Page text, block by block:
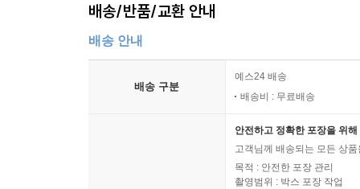
3 AI 활용 중간 점검, 새삼 드는 생각들
4 연구 사례와 도구는 얼마나 도움이 될까?
다수와 다른 사고에서 남다른 경쟁력이 길러진다
3 일을 즐기면서 할 수 있을까?
4 이제 바쁜 것을 미덕으로 바라보는 관점은 과거
배송/반품/교환 안내
배송 안내
배송 구분
예스24 배송
배송비 : 무료배송
안전하고 정확한 포장을 위
고객님께 배송되는 모든 상
목적 : 안전한 포장 관리
촬영범위 : 박스 포장 작업